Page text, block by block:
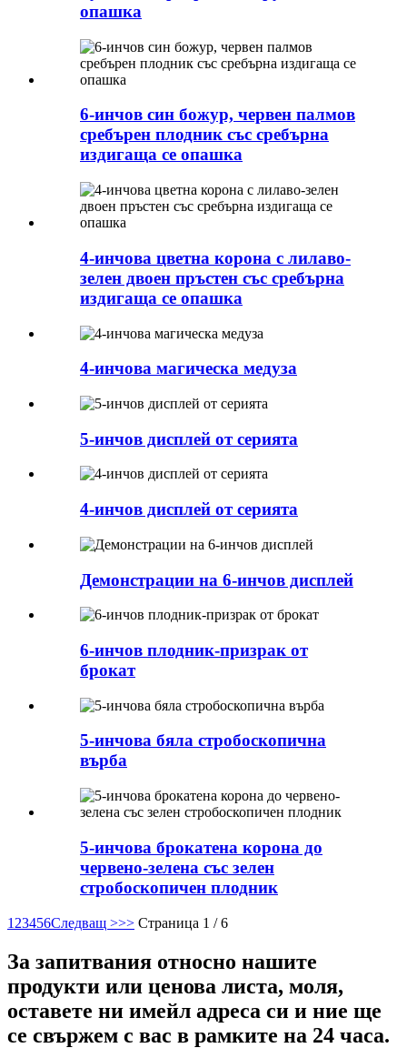
опашка
6-инчов син божур, червен палмов
сребърен плодник със сребърна
издигаща се опашка
4-инчова цветна корона с лилаво-
зелен двоен пръстен със сребърна
издигаща се опашка
4-инчова магическа медуза
5-инчов дисплей от серията
4-инчов дисплей от серията
Демонстрации на 6-инчов дисплей
6-инчов плодник-призрак от
брокат
5-инчова бяла стробоскопична
върба
5-инчова брокатена корона до
червено-зелена със зелен
стробоскопичен плодник
1 23456Следващ >>> Страница 1 / 6
За запитвания относно нашите
продукти или ценова листа, моля,
оставете ни имейл адреса си и ние ще
се свържем с вас в рамките на 24 часа.